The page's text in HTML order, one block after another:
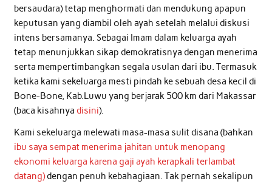
bersaudara) tetap menghormati dan mendukung apapun
keputusan yang diambil oleh ayah setelah melalui diskusi
intens bersamanya. Sebagai Imam dalam keluarga ayah
tetap menunjukkan sikap demokratisnya dengan menerima
serta mempertimbangkan segala usulan dari ibu. Termasuk
ketika kami sekeluarga mesti pindah ke sebuah desa kecil di
Bone-Bone, Kab.Luwu yang berjarak 500 km dari Makassar
(baca kisahnya disini).
Kami sekeluarga melewati masa-masa sulit disana (bahkan
ibu saya sempat menerima jahitan untuk menopang
ekonomi keluarga karena gaji ayah kerapkali terlambat
datang)dengan penuh kebahagiaan. Tak pernah sekalipun